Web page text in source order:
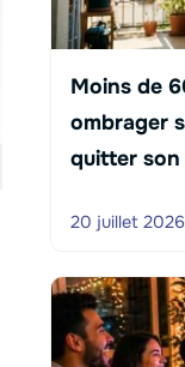
Moins de
ombrager
quitter son
20 juillet 2026